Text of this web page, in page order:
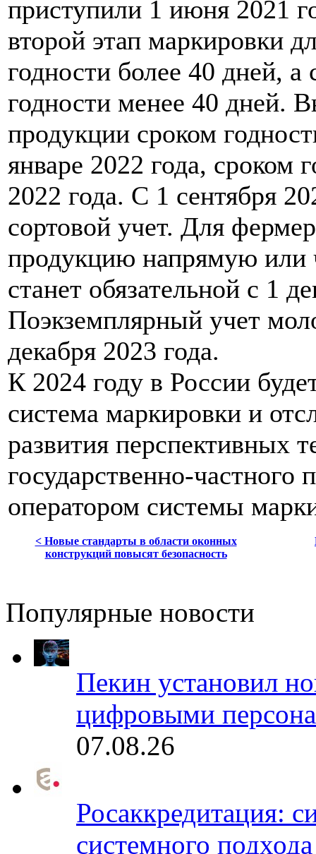
приступили 1 июня 2021
второй этап маркировки
годности более 40 дней, а
годности менее 40 дней.
продукции сроком
январе 2022 года, сроком
2022 года. С 1 сентября
сортовой учет. Для
продукцию напрямую или
станет обязательной с 1
Поэкземплярный учет
декабря 2023 года.
К 2024 году в России
система маркировки и
развития перспективных
государственно-частного
оператором системы
< Новые стандарты в области оконных
конструкций повысят безопасность
Популярные новости
Пекин установил
цифровыми
07.08.26
Росаккредитация:
системного